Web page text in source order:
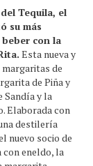
Tequila, el
su más
con la
Esta nueva y
de
de Piña y
Sandía y la
Elaborada con
destilería
nuevo socio de
eneldo, la